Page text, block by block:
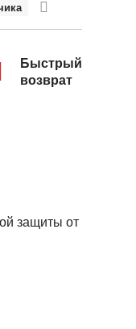
Быстрый
возврат
защиты от